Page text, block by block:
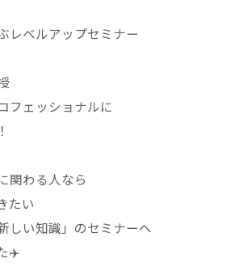
レベルアップセミナー
フェッショナルに
関わる人なら
たい
しい知識」のセミナーへ
✈️